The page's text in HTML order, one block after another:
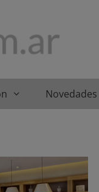
Novedades